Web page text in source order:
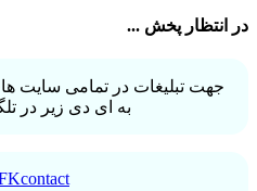
آرش عزیزی
آرش فرخزاد نباتی1
آرش قیصر خواه 1
در انتظار پخش ...
جهت تبلیغات در تمامی سایت
به ای دی زیر در